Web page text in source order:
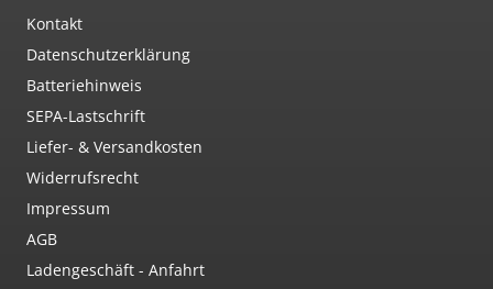
Kontakt
Datenschutzerklärung
Batteriehinweis
SEPA-Lastschrift
Liefer- & Versandkosten
Widerrufsrecht
Impressum
AGB
Ladengeschäft - Anfahrt